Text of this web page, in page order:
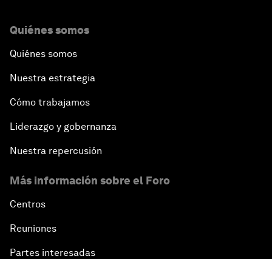
Quiénes somos
Quiénes somos
Nuestra estrategia
Cómo trabajamos
Liderazgo y gobernanza
Nuestra repercusión
Más información sobre el Foro
Centros
Reuniones
Partes interesadas